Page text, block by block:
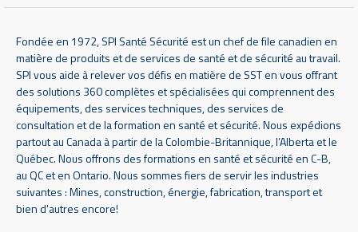
Fondée en 1972, SPI Santé Sécurité est un chef de file canadien en
matière de produits et de services de santé et de sécurité au travail.
SPI vous aide à relever vos défis en matière de SST en vous offrant
des solutions 360 complètes et spécialisées qui comprennent des
équipements, des services techniques, des services de
consultation et de la formation en santé et sécurité. Nous expédions
partout au Canada à partir de la Colombie-Britannique, l’Alberta et le
Québec. Nous offrons des formations en santé et sécurité en C-B,
au QC et en Ontario. Nous sommes fiers de servir les industries
suivantes : Mines, construction, énergie, fabrication, transport et
bien d'autres encore!